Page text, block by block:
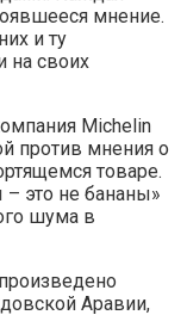
мнение.
и ту
своих
Michelin
против мнения о
товаре.
это не бананы»
шума в
Аравии,